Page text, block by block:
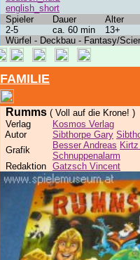
english_short
Spieler
Dauer Alter
2-5
ca. 60 min 13+
Würfel - Deckbau - Fantasy/
FAMILIE
Rumms ( Voll auf die Krone! )
Verlag
Kosmos Verlag
Autor
Sibthorpe Gary
Grafik
Besser Andreas
Schnuppenalarm
Redaktion Gatzsch Vincent